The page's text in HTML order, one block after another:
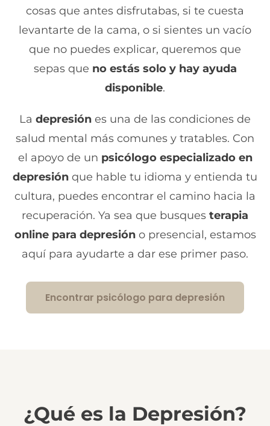
cosas que antes disfrutabas, si te cuesta
levantarte de la cama, o si sientes un vacío
que no puedes explicar, queremos que
sepas que no estás solo y hay ayuda
disponible.
La depresión es una de las condiciones de
salud mental más comunes y tratables. Con
el apoyo de un psicólogo especializado en
depresión que hable tu idioma y entienda tu
cultura, puedes encontrar el camino hacia la
recuperación. Ya sea que busques terapia
online para depresióno presencial, estamos
aquí para ayudarte a dar ese primer paso.
Encontrar psicólogo para depresión
¿Qué es la Depresión?